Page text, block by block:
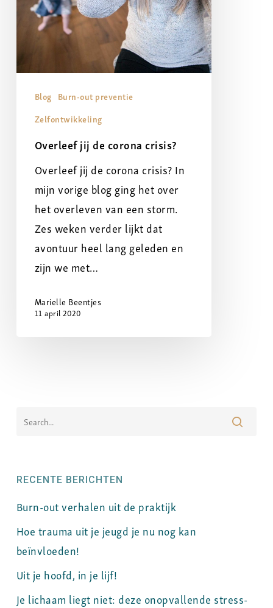
Blog Burn-out preventie
Zelfontwikkeling
Overleef jij de corona crisis?
Overleef jij de corona crisis? In
mijn vorige blog ging het over
het overleven van een storm.
Zes weken verder lijkt dat
avontuur heel lang geleden en
zijn we met…
Marielle Beentjes
11 april 2020
RECENTE BERICHTEN
Burn-out verhalen uit de praktijk
Hoe trauma uit je jeugd je nu nog kan
beïnvloeden!
Uit je hoofd, in je lijf!
Je lichaam liegt niet: deze onopvallende stress-